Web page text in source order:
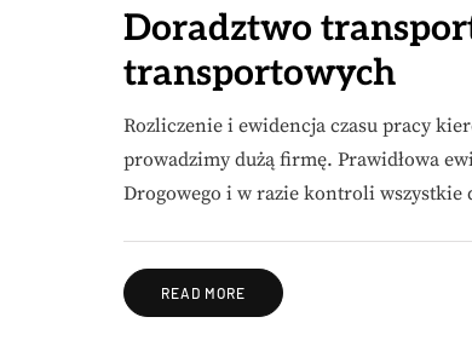
Doradztwo
transportowych
Rozliczenie i ewidencja czasu pracy
prowadzimy dużą firmę. Prawidłowa
Drogowego i w razie kontroli
READ MORE